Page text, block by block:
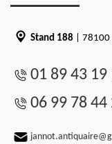
Stand 188 | 78100
01 89 43 19
06 99 78 44